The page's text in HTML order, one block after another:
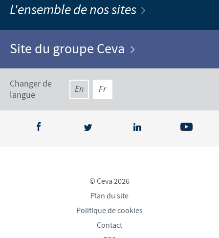
L'ensemble de nos sites
Site du groupe Ceva
Changer de
langue
En Fr
© Ceva 2026
Plan du site
Politique de cookies
Contact